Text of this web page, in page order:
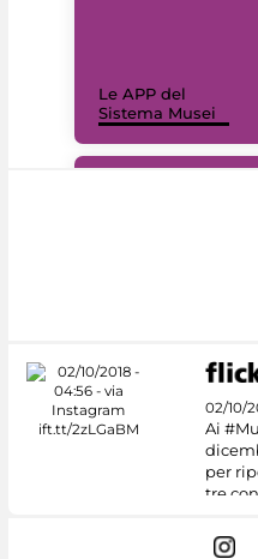
Le APP del
Sistema Musei
02/10/
Ai
per
tre